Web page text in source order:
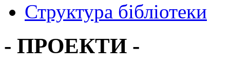
Структура бібліотеки
- ПРОЕКТИ -